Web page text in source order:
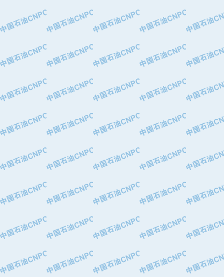
·中国石油锦西石化分公司
·大港油田集团有限责任公司
·深圳市肯多斯实业发展有限公司
·山东墨龙石油机械股份有限公司
·无锡西姆莱斯石油专用管制造有限公
·武汉钢铁（集团）公司
·马鞍山钢铁股份有限公司
·中国石油天然气股份有限公司兰州石
·中国石化茂名石化分公司
·中国石油大港油田分公司
·靖江市天和泵业有限公司
·中油油气勘探软件国家工程研究中心
·西安长庆钻宇集团咸阳石化有限公司
·新疆安维消防设施器材有限公司
·华北石油津工机械制造有限公司
·上海山武控制仪表有限公司
·上海赛科石油化工有限责任公司